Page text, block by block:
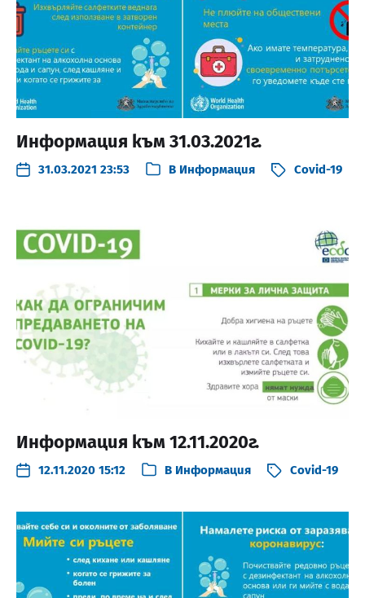
Информация към 31.03.2021г.
31.03.2021 23:53 В Информация Covid-19
Информация към 12.11.2020г.
12.11.2020 15:12 В Информация Covid-19